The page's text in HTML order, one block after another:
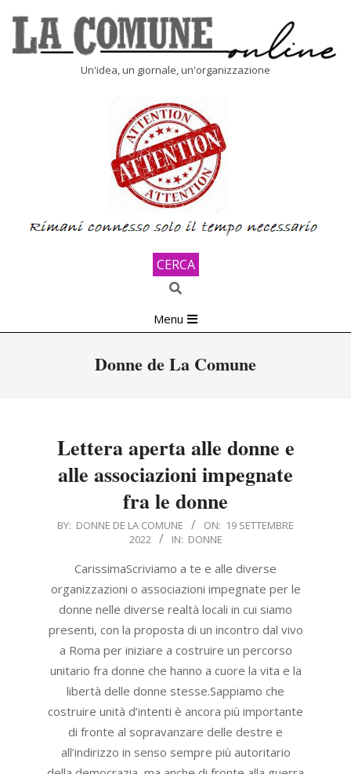
content
Un'idea, un giornale, un'organizzazione
CERCA
Search
Navigation
Menu
Donne de La Comune
Lettera aperta alle donne e
alle associazioni impegnate
fra le donne
2022-
BY: DONNE DE LA COMUNE ON: 19 SETTEMBRE
2022
IN: DONNE
CarissimaScriviamo a te e alle diverse
organizzazioni o associazioni impegnate per le
donne nelle diverse realtà locali in cui siamo
presenti, con la proposta di un incontro dal vivo
a Roma per iniziare a costruire un percorso
unitario fra donne che hanno a cuore la vita e la
libertà delle donne stesse.Sappiamo che
costruire unità d’intenti è ancora più importante
di fronte al sopravanzare delle destre e
all’indirizzo in senso sempre più autoritario